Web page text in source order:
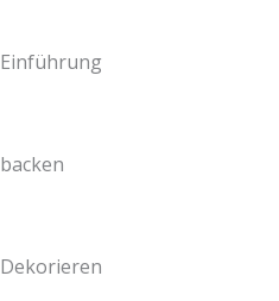
Einführung
backen
Dekorieren